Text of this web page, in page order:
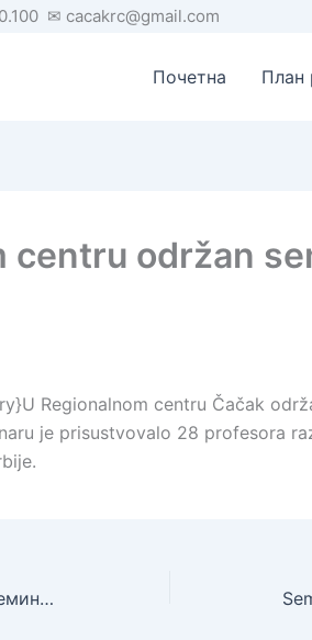
✉ cacakrc@gmail.com
Почетна План
centru održan
Regionalnom centru Čačak
je prisustvovalo 28 profesora
У Регионалном центру одржан семинар „Игре у настави“